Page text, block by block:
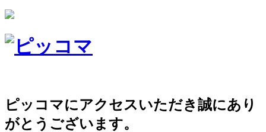
ピッコマにアクセスいただき誠にあり
がとうございます。